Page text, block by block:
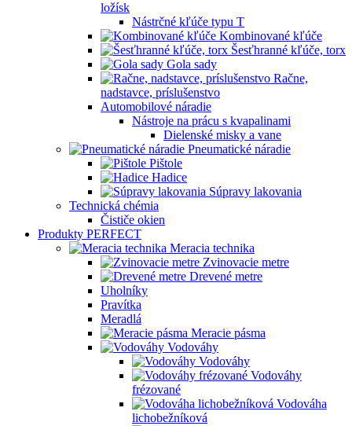
ložísk
Nástrčné kľúče typu T
Kombinované kľúče
Šesťhranné kľúče, torx
Gola sady
Račne,
nadstavce, príslušenstvo
Automobilové náradie
Nástroje na prácu s kvapalinami
Dielenské misky a vane
Pneumatické náradie
Pištole
Hadice
Súpravy lakovania
Technická chémia
Čističe okien
Produkty PERFECT
Meracia technika
Zvinovacie metre
Drevené metre
Uholníky
Pravítka
Meradlá
Meracie pásma
Vodováhy
Vodováhy
Vodováhy
frézované
Vodováha
lichobežníková